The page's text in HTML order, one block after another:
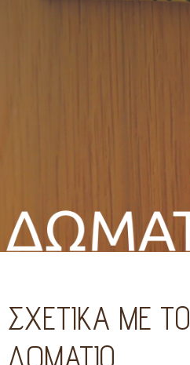
ΣΧΕΤΙΚΑ ΜΕ ΤΟ
ΔΩΜΑΤΙΟ